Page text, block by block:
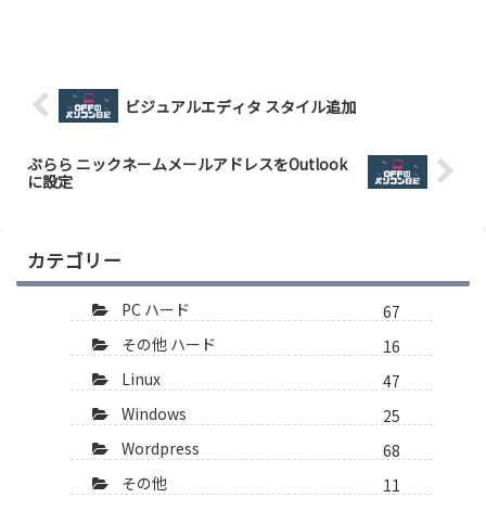
ビジュアルエディタ スタイル追加
ぷらら ニックネームメールアドレスをOutlook
に設定
カテゴリー
PC ハード
67
その他 ハード
16
Linux
47
Windows
25
Wordpress
68
その他
11